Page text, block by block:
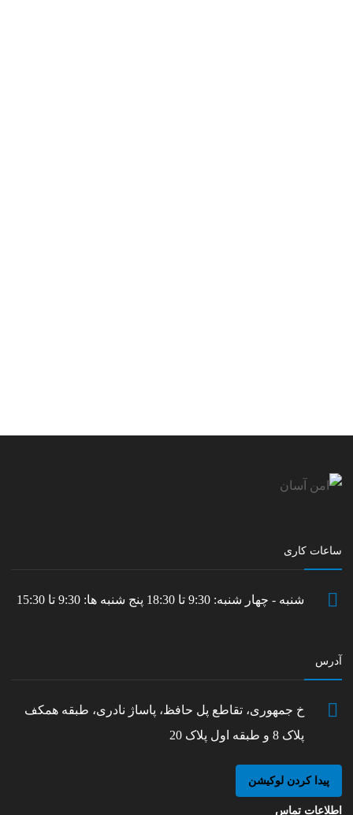
ساعات کاری
شنبه - چهار شنبه: 9:30 تا 18:30 پنج شنبه ها: 9:30 تا 15:30
آدرس
خ جمهوری، تقاطع پل حافظ، پاساژ نادری، طبقه همکف
پلاک 8 و طبقه اول پلاک 20
پیدا کردن لوکیشن
اطلاعات تماس